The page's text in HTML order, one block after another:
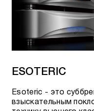
ESOTERIC
Esoteric - это
взыскательным